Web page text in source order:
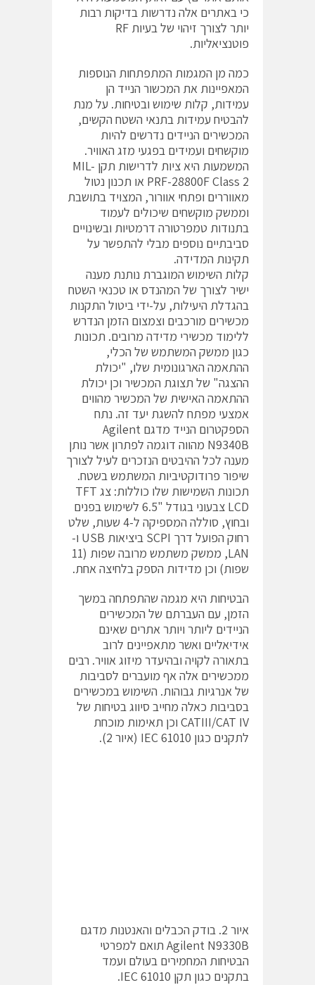
כי באתרים אלה נדרשות בדיקות רבות
יותר לצורך זיהוי של בעיות RF
פוטנציאליות.
כמה מן המגמות המתפתחות הנוספות
המאפיינות את המכשור הנייד הן
עמידות, קלות שימוש ובטיחות. על מנת
להבטיח עמידות בתנאי השטח הקשים,
המכשירים הניידים נדרשים להיות
מוקשחים ועמידים בפגעי מזג האוויר.
המשמעות היא ציות לדרישות תקן MIL-
PRF-28800F Class 2 או תכנון נטול
מאווררים ופתחי אוורור, המצויד בתושבת
וממשק מוקשחים שיכולים לעמוד
בתנודות טמפרטורה דרמטיות ובשינויים
סביבתיים נוספים מבלי להתפשר על
תקינות המדידה.
קלות השימוש המוגברת נותנת מענה
ישיר לצורך של המהנדס או טכנאי השטח
בהגדלת היעילות, על-ידי ביטול התקנות
מכשירים מורכבים וצמצום הזמן הנדרש
ללימוד מכשירי מדידה מרובים. תכונות
כגון ממשק המשתמש של הכלי,
ההתאמה הארגונומית שלו, "יכולת
ההצגה" של תצוגת המכשיר וכן יכולת
ההתאמה האישית של המכשיר מהווים
אמצעי מפתח להשגת יעד זה. נתח
הספקטרום הנייד מדגם Agilent
N9340B מהווה דוגמה לפתרון אשר נותן
מענה לכל ההיבטים הנזכרים לעיל לצורך
שיפור פרודוקטיביות המשתמש בשטח.
תכונות השמישות שלו כוללות: צג TFT
LCD צבעוני בגודל "6.5 לשימוש בפנים
ובחוץ, סוללה המספיקה ל-4 שעות, שלט
רחוק הפועל דרך SCPI ביציאות USB ו-
LAN, ממשק משתמש מרובה שפות (11
שפות) וכן מדידות הספק בלחיצה אחת.
הבטיחות היא מגמה שהתפתחה במשך
הזמן, עם העברתם של המכשירים
הניידים ליותר ויותר אתרים שאינם
אידיאליים ואשר מתאפיינים לרוב
בתאורה לקויה ובהיעדר מיזוג אוויר. רבים
ממכשירים אלה אף מועברים לסביבות
של אנרגיות גבוהות. השימוש במכשירים
בסביבות כאלה מחייב סיווג בטיחות של
CATIII/CAT IV וכן תאימות מוכחת
לתקנים כגון IEC 61010 (איור 2).
איור 2. בודק הכבלים והאנטנות מדגם
Agilent N9330B תואם למפרטי
הבטיחות המחמירים בעולם ועמד
בתקנים כגון תקן IEC 61010.